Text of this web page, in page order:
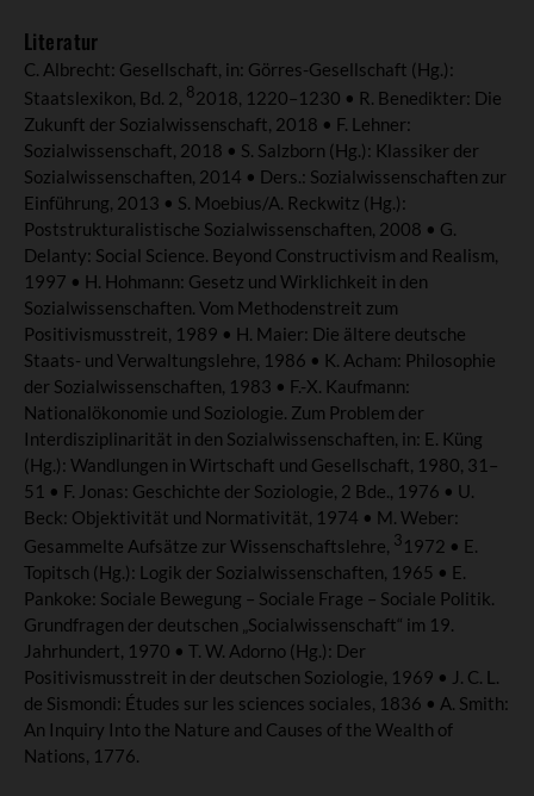
Literatur
C. Albrecht: Gesellschaft, in: Görres-Gesellschaft (Hg.):
Staatslexikon, Bd. 2, 82018, 1220–1230 • R. Benedikter: Die
Zukunft der Sozialwissenschaft, 2018 • F. Lehner:
Sozialwissenschaft, 2018 • S. Salzborn (Hg.): Klassiker der
Sozialwissenschaften, 2014 • Ders.: Sozialwissenschaften zur
Einführung, 2013 • S. Moebius/A. Reckwitz (Hg.):
Poststrukturalistische Sozialwissenschaften, 2008 • G.
Delanty: Social Science. Beyond Constructivism and Realism,
1997 • H. Hohmann: Gesetz und Wirklichkeit in den
Sozialwissenschaften. Vom Methodenstreit zum
Positivismusstreit, 1989 • H. Maier: Die ältere deutsche
Staats- und Verwaltungslehre, 1986 • K. Acham: Philosophie
der Sozialwissenschaften, 1983 • F.-X. Kaufmann:
Nationalökonomie und Soziologie. Zum Problem der
Interdisziplinarität in den Sozialwissenschaften, in: E. Küng
(Hg.): Wandlungen in Wirtschaft und Gesellschaft, 1980, 31–
51 • F. Jonas: Geschichte der Soziologie, 2 Bde., 1976 • U.
Beck: Objektivität und Normativität, 1974 • M. Weber:
Gesammelte Aufsätze zur Wissenschaftslehre, 3 1972 • E.
Topitsch (Hg.): Logik der Sozialwissenschaften, 1965 • E.
Pankoke: Sociale Bewegung – Sociale Frage – Sociale Politik.
Grundfragen der deutschen „Socialwissenschaft“ im 19.
Jahrhundert, 1970 • T. W. Adorno (Hg.): Der
Positivismusstreit in der deutschen Soziologie, 1969 • J. C. L.
de Sismondi: Études sur les sciences sociales, 1836 • A. Smith:
An Inquiry Into the Nature and Causes of the Wealth of
Nations, 1776.